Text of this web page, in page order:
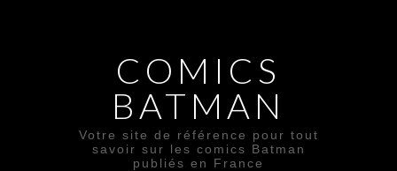
COMICS
BATMAN
Votre site de référence pour tout
savoir sur les comics Batman
publiés en France